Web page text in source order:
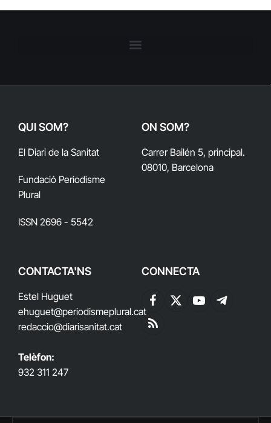
QUI SOM?
El Diari de la Sanitat
Fundació Periodisme
Plural
ISSN 2696 - 5542
ON SOM?
Carrer Bailén 5, principal.
08010, Barcelona
CONTACTA'NS
Estel Huguet
ehuguet@periodismeplural.cat
redaccio@diarisanitat.cat
Telèfon:
932 311 247
CONNECTA
Facebook
X
YouTubeTelegram
RSS